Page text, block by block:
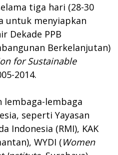
tiga hari (28-30
untuk menyiapkan
Dekade PPB
Berkelanjutan)
for Sustainable
2014.
lembaga-lembaga
seperti Yayasan
Indonesia (RMI), KAK
WYDI (Women